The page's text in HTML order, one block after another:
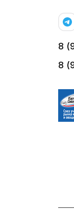
8
8